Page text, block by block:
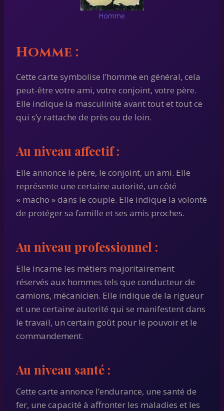
Homme
Homme :
Cette carte symbolise l’homme en général, cela
peut-être votre ami, votre conjoint, votre père.
Elle indique la masculinité avant tout et tout ce
qui s’y rattache de près ou de loin.
Au niveau affectif :
Elle annonce le père, le conjoint, un ami. Elle
représente une certaine autorité, un côté
« macho » dans le couple. Elle indique la volonté
de protéger sa famille et ses amis proches.
Au niveau professionnel :
Elle incarne les métiers majoritairement
réservés aux hommes tels que conducteur de
camions, mécanicien. Elle indique de la rigueur
et une certaine autorité qui se manifestent dans
le travail, un certain goût pour le pouvoir et le
commandement.
Au niveau santé :
Cette carte annonce l’endurance, une santé de
fer, une capacité à affronter les maladies et les